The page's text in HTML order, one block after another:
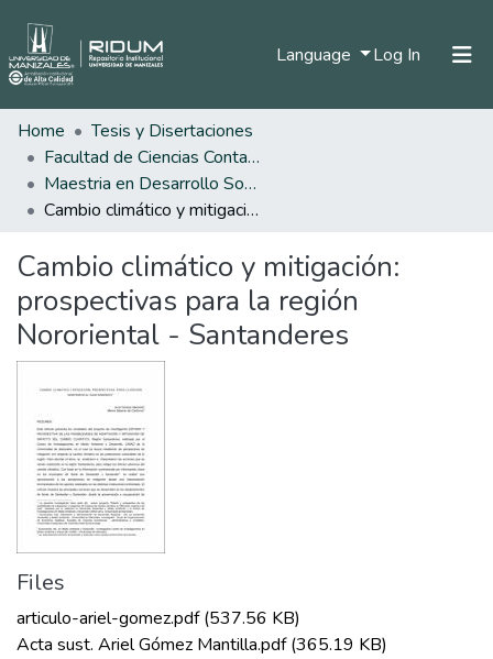
Language Log In (current)
Home
Tesis y Disertaciones
Facultad de Ciencias Contables Económicas y Administrativas
Maestria en Desarrollo Sostenible y Medio Ambiente
Cambio climático y mitigación: prospectivas para la región Nororiental - Santanderes
Cambio climático y mitigación:
prospectivas para la región
Nororiental - Santanderes
Files
articulo-ariel-gomez.pdf(537.56 KB)
Acta sust. Ariel Gómez Mantilla.pdf(365.19 KB)